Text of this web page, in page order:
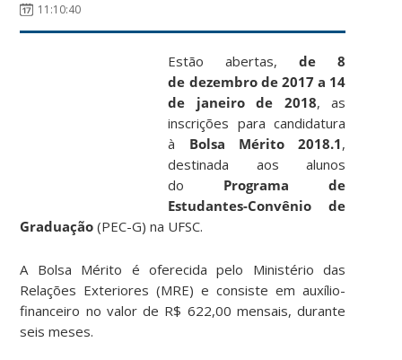
11:10:40
Estão abertas,de 8
de dezembro de 2017 a 14
de janeiro de 2018, as
inscrições para candidatura
à Bolsa Mérito 2018.1,
destinada aos alunos
do Programa de
Estudantes-Convênio de
Graduação (PEC-G) na UFSC.
A Bolsa Mérito é oferecida pelo Ministério das
Relações Exteriores (MRE) e consiste em auxílio-
financeiro no valor de R$ 622,00 mensais, durante
seis meses.